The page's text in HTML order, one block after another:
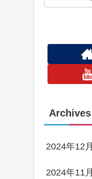
Archives
2024年12月
2024年11月